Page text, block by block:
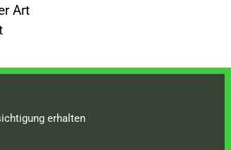
Art
erhalten